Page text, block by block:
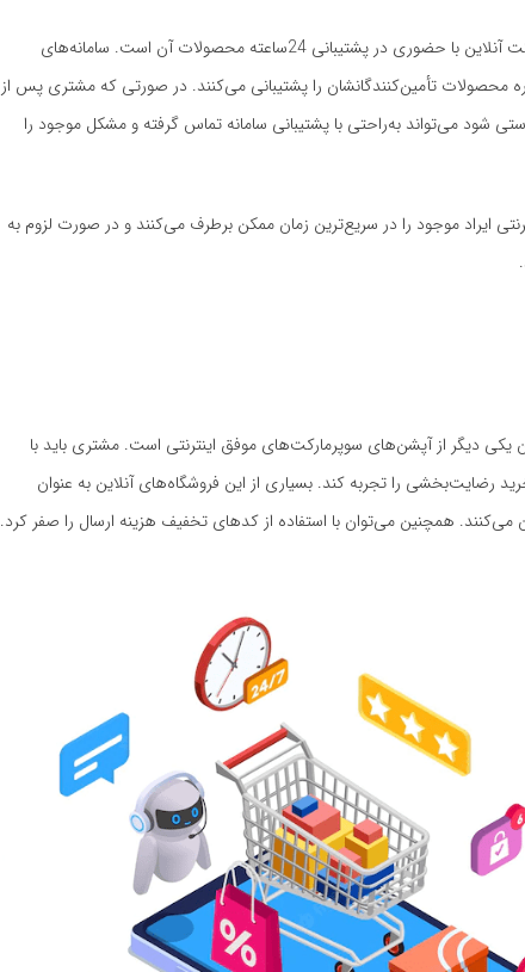
یکی از تفاوت‌های اصلی سوپرمارکت آنلاین با حضوری در پشتیبانی 24ساعته محصولات آن است. سامانه‌های
محصولات تأمین‌کنندگانشان را پشتیبانی می‌کنند. در صورتی که مشتری پس از
شود می‌تواند به‌راحتی با پشتیبانی سامانه تماس گرفته و مشکل موجود را
ایراد موجود را در سریع‌ترین زمان ممکن برطرف می‌کنند و در صورت لزوم به
یکی دیگر از آپشن‌های سوپرمارکت‌های موفق اینترنتی است. مشتری باید با
رضایت‌بخشی را تجربه کند. بسیاری از این فروشگاه‌های آنلاین به عنوان
می‌کنند. همچنین می‌توان با استفاده از کدهای تخفیف هزینه ارسال را صفر کرد.